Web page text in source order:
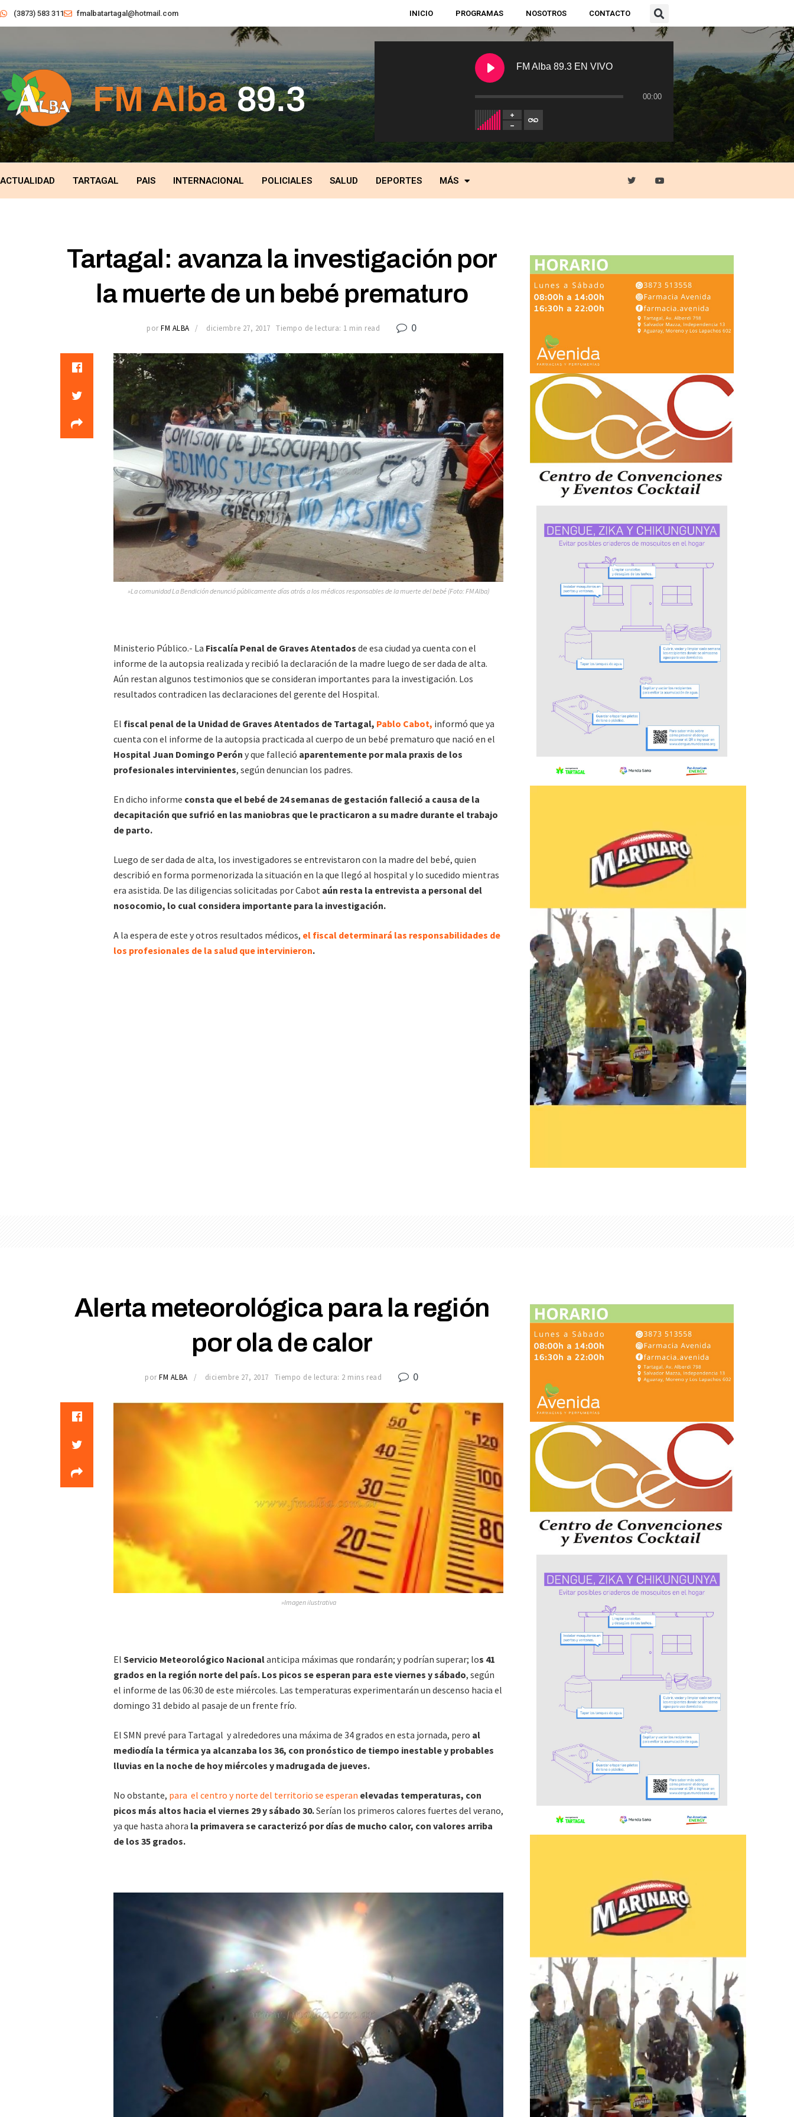
(3873) 583 311 fmalbatartagal@hotmail.com INICIO PROGRAMAS NOSOTROS CONTACTO
FM Alba 89.3 EN VIVO
00:00
ACTUALIDAD TARTAGAL PAIS INTERNACIONAL POLICIALES SALUD DEPORTES MÁS
Tartagal: avanza la investigación por
la muerte de un bebé prematuro
por FM ALBA diciembre 27, 2017 Tiempo de lectura: 1 min read 0
»La comunidad La Bendición denunció públicamente días atrás a los médicos responsables de la muerte del bebé (Foto: FM Alba)
Ministerio Público.- La Fiscalía Penal de Graves Atentados de esa ciudad ya cuenta con el
informe de la autopsia realizada y recibió la declaración de la madre luego de ser dada de alta.
Aún restan algunos testimonios que se consideran importantes para la investigación. Los
resultados contradicen las declaraciones del gerente del Hospital.
El fiscal penal de la Unidad de Graves Atentados de Tartagal, Pablo Cabot, informó que ya
cuenta con el informe de la autopsia practicada al cuerpo de un bebé prematuro que nació en el
Hospital Juan Domingo Perón y que falleció aparentemente por mala praxis de los
profesionales intervinientes, según denuncian los padres.
En dicho informe consta que el bebé de 24 semanas de gestación falleció a causa de la
decapitación que sufrió en las maniobras que le practicaron a su madre durante el trabajo
de parto.
Luego de ser dada de alta, los investigadores se entrevistaron con la madre del bebé, quien
describió en forma pormenorizada la situación en la que llegó al hospital y lo sucedido mientras
era asistida. De las diligencias solicitadas por Cabot aún resta la entrevista a personal del
nosocomio, lo cual considera importante para la investigación.
A la espera de este y otros resultados médicos, el fiscal determinará las responsabilidades de
los profesionales de la salud que intervinieron.
Alerta meteorológica para la región
por ola de calor
por FM ALBA diciembre 27, 2017 Tiempo de lectura: 2 mins read 0
»Imagen ilustrativa
El Servicio Meteorológico Nacionalanticipa máximas que rondarán; y podrían superar; los 41
grados en la región norte del país. Los picos se esperan para este viernes y sábado, según
el informe de las 06:30 de este miércoles. Las temperaturas experimentarán un descenso hacia el
domingo 31 debido al pasaje de un frente frío.
El SMN prevé para Tartagal y alrededores una máxima de 34 grados en esta jornada, pero al
mediodía la térmica ya alcanzaba los 36, con pronóstico de tiempo inestable y probables
lluvias en la noche de hoy miércoles y madrugada de jueves.
No obstante, para el centro y norte del territorio se esperan elevadas temperaturas, con
picos más altos hacia el viernes 29 y sábado 30.Serían los primeros calores fuertes del verano,
ya que hasta ahora la primavera se caracterizó por días de mucho calor, con valores arriba
de los 35 grados.